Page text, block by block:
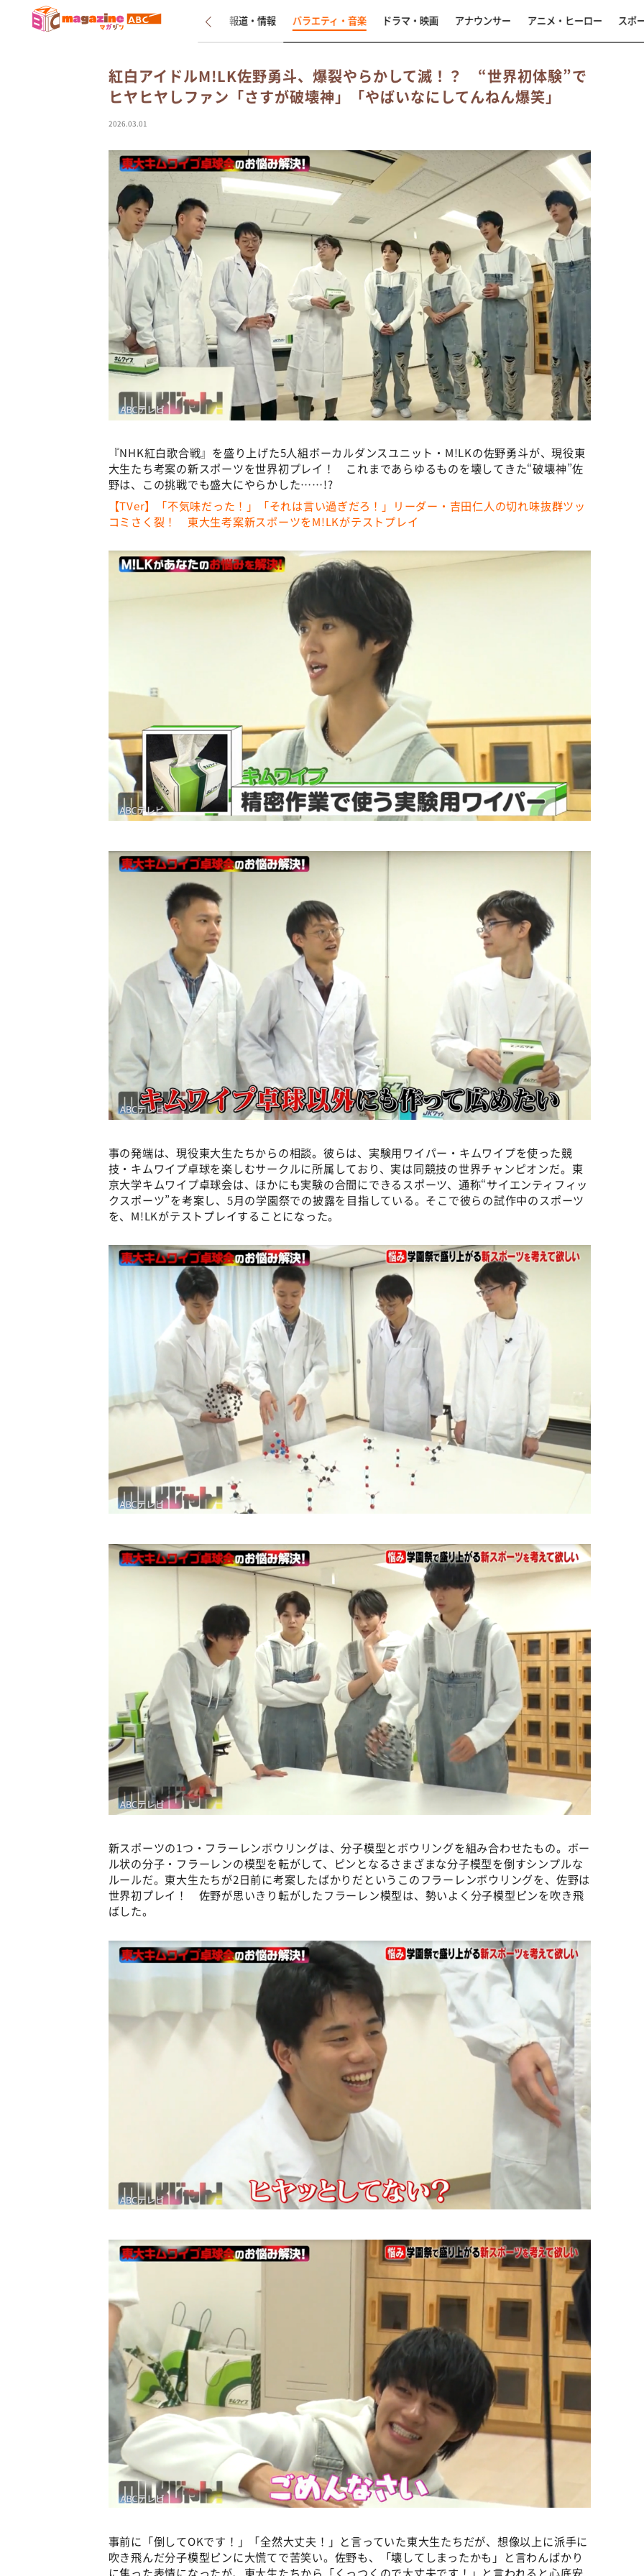
新着 インタビュー 報道・情報 バラエティ・音楽 ドラマ・映画 アナウンサー アニメ・ヒーロー スポ
紅白アイドルM!LK佐野勇斗、爆裂やらかして滅！？ “世界初体験”で
ヒヤヒヤしファン「さすが破壊神」「やばいなにしてんねん爆笑」
2026.03.01
『NHK紅白歌合戦』を盛り上げた5人組ボーカルダンスユニット・M!LKの佐野勇斗が、現役東
大生たち考案の新スポーツを世界初プレイ！ これまであらゆるものを壊してきた“破壊神”佐
野は、この挑戦でも盛大にやらかした……!?
【TVer】「不気味だった！」「それは言い過ぎだろ！」リーダー・吉田仁人の切れ味抜群ツッ
コミさく裂！ 東大生考案新スポーツをM!LKがテストプレイ
事の発端は、現役東大生たちからの相談。彼らは、実験用ワイパー・キムワイプを使った競
技・キムワイプ卓球を楽しむサークルに所属しており、実は同競技の世界チャンピオンだ。東
京大学キムワイプ卓球会は、ほかにも実験の合間にできるスポーツ、通称“サイエンティフィッ
クスポーツ”を考案し、5月の学園祭での披露を目指している。そこで彼らの試作中のスポーツ
を、M!LKがテストプレイすることになった。
新スポーツの1つ・フラーレンボウリングは、分子模型とボウリングを組み合わせたもの。ボー
ル状の分子・フラーレンの模型を転がして、ピンとなるさまざまな分子模型を倒すシンプルな
ルールだ。東大生たちが2日前に考案したばかりだというこのフラーレンボウリングを、佐野は
世界初プレイ！ 佐野が思いきり転がしたフラーレン模型は、勢いよく分子模型ピンを吹き飛
ばした。
事前に「倒してOKです！」「全然大丈夫！」と言っていた東大生たちだが、想像以上に派手に
吹き飛んだ分子模型ピンに大慌てで苦笑い。佐野も、「壊してしまったかも」と言わんばかり
に焦った表情になったが、東大生たちから「くっつくので大丈夫です！」と言われると心底安